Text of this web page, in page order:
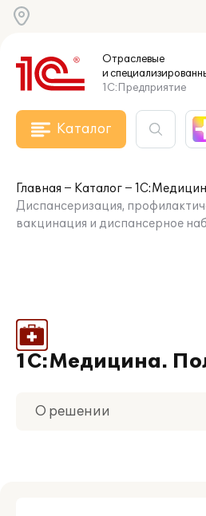
Отраслевые
и
1С:Предприятие
Каталог
Главная Каталог
Диспансеризация,
вакцинация и диспансерное
1С:Медицина.
О решении